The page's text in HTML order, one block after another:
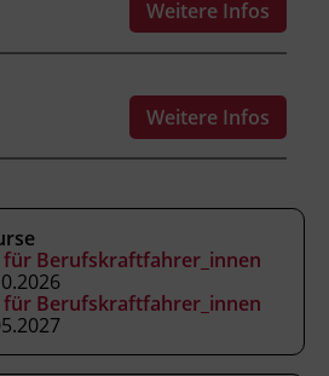
Weitere Infos
Weitere Infos
für Berufskraftfahrer_innen
für Berufskraftfahrer_innen